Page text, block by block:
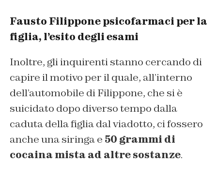
Fausto Filippone psicofarmaci per la
figlia, l’esito degli esami
Inoltre, gli inquirenti stanno cercando di
capire il motivo per il quale, all’interno
dell’automobile di Filippone, che si è
suicidato dopo diverso tempo dalla
caduta della figlia dal viadotto, ci fossero
anche una siringa e 50 grammi di
cocaina mista ad altre sostanze.